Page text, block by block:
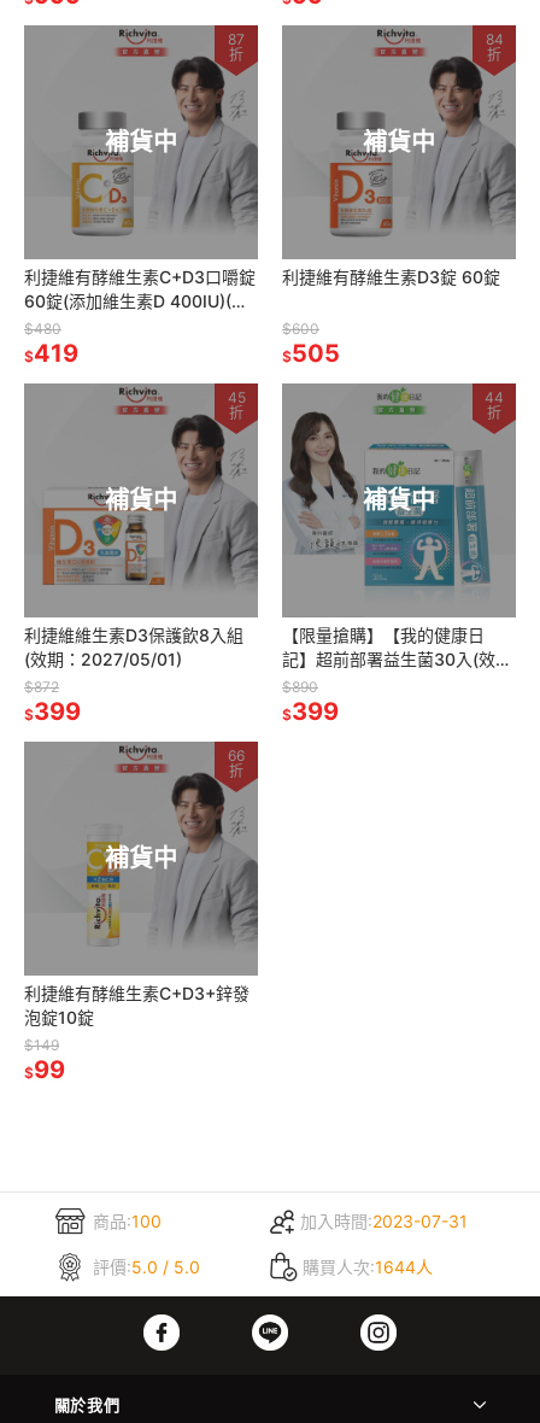
補貨中
87
折
利捷維有酵維生素C+D3口嚼錠
60錠(添加維生素D 400IU)(維
他命C )
$480
$419
補貨中
84
折
利捷維有酵維生素D3錠 60錠
$600
$505
補貨中
45
折
利捷維維生素D3保護飲8入組
(效期：2027/05/01)
$872
$399
補貨中
44
折
【限量搶購】【我的健康日
記】超前部署益生菌30入(效
期：2026/06/01)
$890
$399
補貨中
66
折
利捷維有酵維生素C+D3+鋅發
泡錠10錠
$149
$99
商品:100 加入時間:2023-07-31
評價:5.0 / 5.0 購買人次:1644人
關於我們